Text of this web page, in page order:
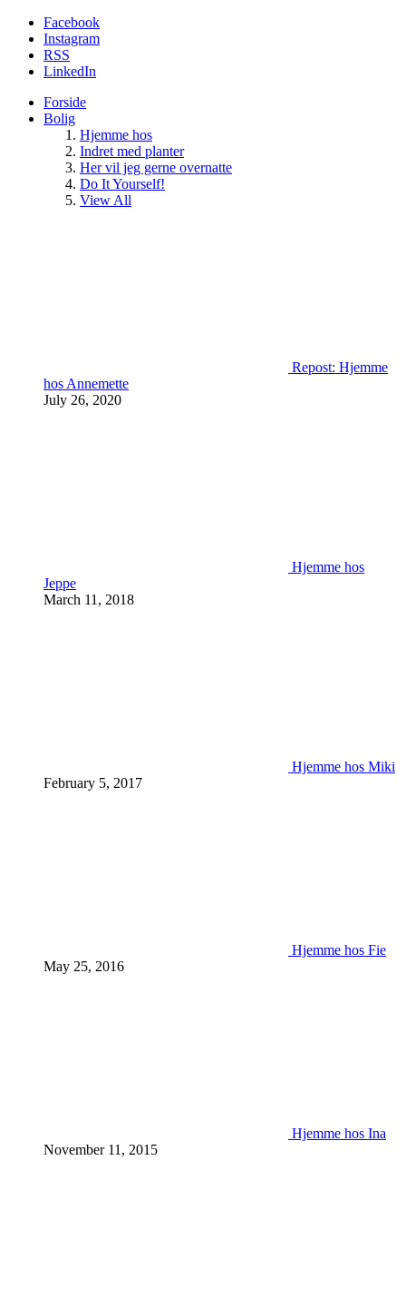
Facebook
Instagram
RSS
LinkedIn
Forside
Bolig
Hjemme hos
Indret med planter
Her vil jeg gerne overnatte
Do It Yourself!
View All
Repost: Hjemme
hos Annemette
July 26, 2020
Hjemme hos
Jeppe
March 11, 2018
Hjemme hos Miki
February 5, 2017
Hjemme hos Fie
May 25, 2016
Hjemme hos Ina
November 11, 2015